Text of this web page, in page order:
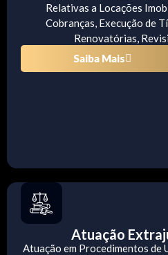
Relativas a Locações
Cobranças, Execução de
Renovatórias,
Saiba Mais
Atuação
Atuação em Procedimentos de